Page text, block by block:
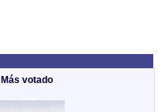
Más votado